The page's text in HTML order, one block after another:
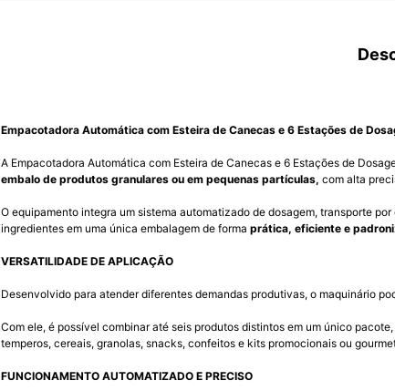
Empacotadora Automática com Esteira de Canecas e 6 Estações de
A Empacotadora Automática com Esteira de Canecas e 6 Estações de
embalo de produtos granulares ou em pequenas partículas, com alta
O equipamento integra um sistema automatizado de dosagem, transporte
ingredientes em uma única embalagem de forma prática, eficiente e
VERSATILIDADE DE APLICAÇÃO
Desenvolvido para atender diferentes demandas produtivas, o maquinário
Com ele, é possível combinar até seis produtos distintos em um único
temperos, cereais, granolas, snacks, confeitos e kits promocionais ou
FUNCIONAMENTO AUTOMATIZADO E PRECISO